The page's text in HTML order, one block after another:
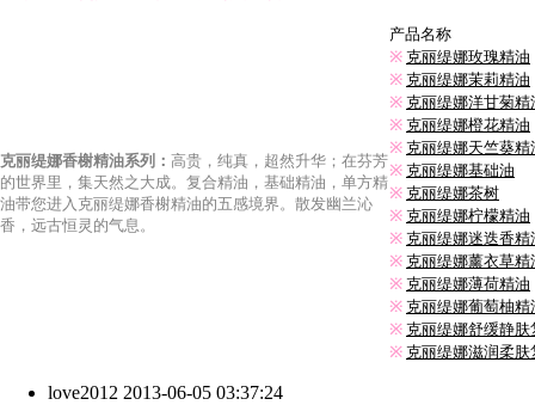
克丽缇娜香榭精油系列： 高贵，纯真，超然升华；在芬芳
的世界里，集天然之大成。复合精油，基础精油，单方精
油带您进入克丽缇娜香榭精油的五感境界。散发幽兰沁
香，远古恒灵的气息。
产品名称
※ 克丽缇娜玫瑰精油
※ 克丽缇娜茉莉精油
※ 克丽缇娜洋甘菊精
※ 克丽缇娜橙花精油
※ 克丽缇娜天竺葵精
※ 克丽缇娜基础油
※ 克丽缇娜茶树
※ 克丽缇娜柠檬精油
※ 克丽缇娜迷迭香精
※ 克丽缇娜薰衣草精
※ 克丽缇娜薄荷精油
※ 克丽缇娜葡萄柚精
※ 克丽缇娜舒缓静肤
※ 克丽缇娜滋润柔肤
love2012 2013-06-05 03:37:24